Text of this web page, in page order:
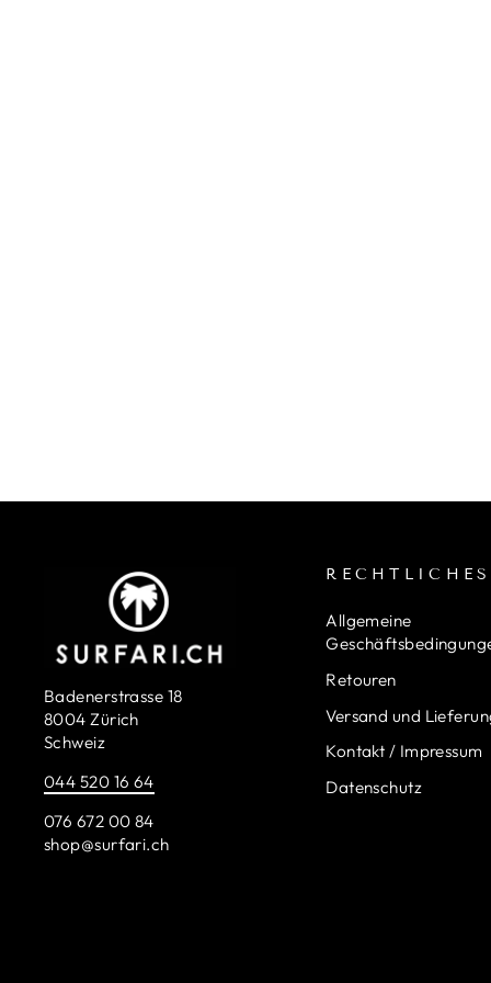
Badenerstrasse 18
8004 Zürich
Schweiz
044 520 16 64
076 672 00 84
shop@surfari.ch
RECHTLICHES
Allgemeine
Retouren
Versand und
Kontakt / Impressum
Datenschutz